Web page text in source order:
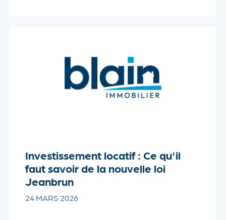
Investissement locatif : Ce qu'il
faut savoir de la nouvelle loi
Jeanbrun
24 MARS 2026